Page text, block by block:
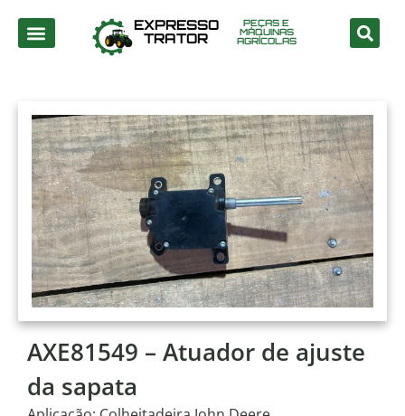
EXPRESSO
TRATOR
PEÇAS E
MÁQUINAS
AGRÍCOLAS
AXE81549 – Atuador de ajuste
da sapata